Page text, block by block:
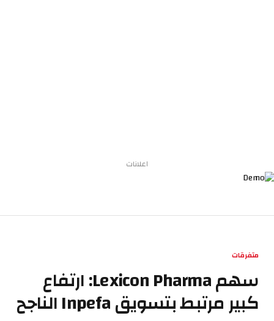
اعلانات
متفرقات
سهم Lexicon Pharma: ارتفاع
كبير مرتبط بتسويق Inpefa الناجح